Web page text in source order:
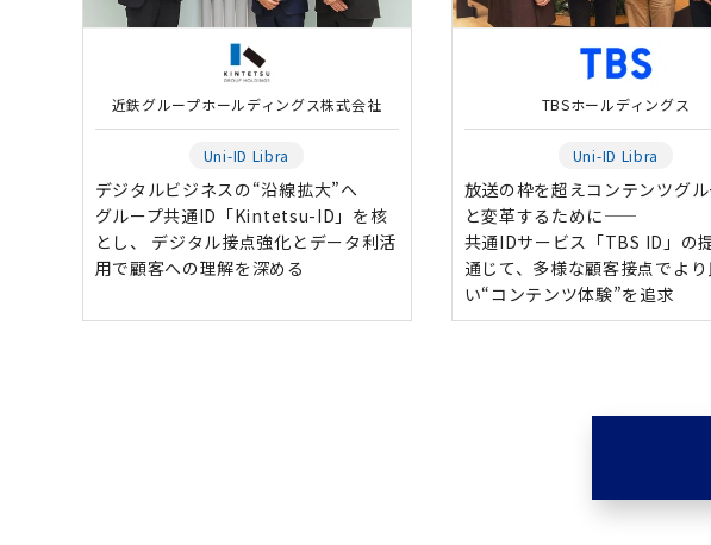
近鉄グループホールディングス株式会社
Uni-ID Libra
デジタルビジネスの“沿線拡大”へ
グループ共通ID「Kintetsu-ID」を核
とし、 デジタル接点強化とデータ利活
用で顧客への理解を深める
TBSホールディングス
Uni-ID Libra
放送の枠を超えコンテンツグ
と変革するために――
共通IDサービス「TBS ID」の
通じて、多様な顧客接点でより
い“コンテンツ体験”を追求